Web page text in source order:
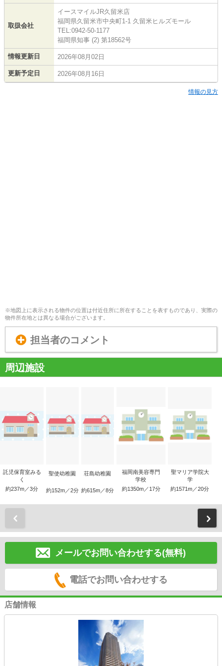
取扱会社
イースマイルJR久留米店
福岡県久留米市中央町1-1 久留米ヒルズモール
TEL:0942-50-1177
福岡県知事 (2) 第18562号
情報更新日 2026年08月02日
更新予定日 2026年08月16日
情報の見方
※地図上に表示される物件の位置は付近住所に所在することを表すものであり、実際の
物件所在地とは異なる場合がございます。
担当者のコメント
周辺施設
託児保育室みる
く
約237m／3分
聖使幼稚園
約152m／2分
荘島幼稚園
約615m／8分
福岡南美容専門
学校
約1350m／17分
聖マリア学院大
学
約1571m／20分
メールでお問い合わせする(無料)
電話でお問い合わせする
店舗情報